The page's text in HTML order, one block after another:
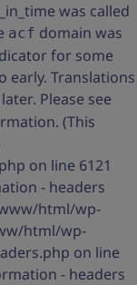
was called
acf domain was
for some
early. Translations
Please see
(This
on line 6121
- headers
html/wp-
html/wp-
on line
- headers